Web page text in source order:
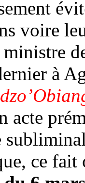
voire
ministre
à
acte
ce